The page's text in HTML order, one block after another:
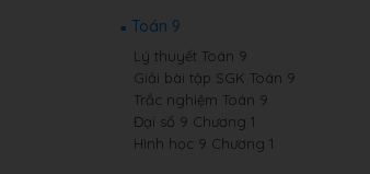
Toán 9
Lý thuyết Toán 9
Giải bài tập SGK Toán 9
Trắc nghiệm Toán 9
Đại số 9 Chương 1
Hình học 9 Chương 1